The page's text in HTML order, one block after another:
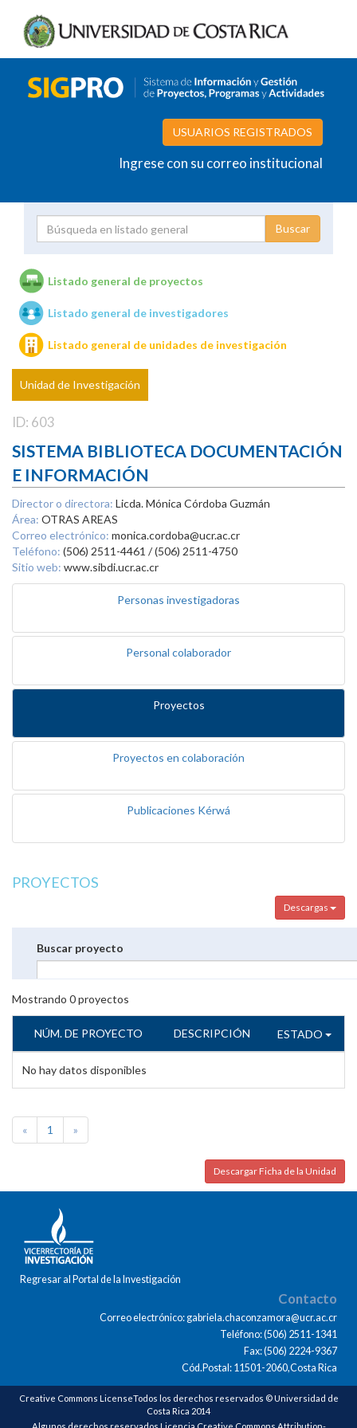
USUARIOS REGISTRADOS
Ingrese con su correo institucional
Unidades de investigación
Listado general de proyectos
Listado general de investigadores
Listado general de unidades de investigación
Unidad de Investigación
ID: 603
SISTEMA BIBLIOTECA DOCUMENTACIÓN
E INFORMACIÓN
Director o directora: Licda. Mónica Córdoba Guzmán
Área: OTRAS AREAS
Correo electrónico: monica.cordoba@ucr.ac.cr
Teléfono: (506) 2511-4461 / (506) 2511-4750
Sitio web: www.sibdi.ucr.ac.cr
Personas investigadoras
Personal colaborador
Proyectos
Proyectos en colaboración
Publicaciones Kérwá
PROYECTOS
Descargas
Buscar proyecto
Mostrando 0proyectos
NÚM. DE PROYECTO DESCRIPCIÓN ESTADO
No hay datos disponibles
« 1 »
Descargar Ficha de la Unidad
Regresar al Portal de la Investigación
Contacto
Correo electrónico: gabriela.chaconzamora@ucr.ac.cr
Teléfono: (506) 2511-1341
Fax: (506) 2224-9367
Cód.Postal: 11501-2060,Costa Rica
Creative Commons LicenseTodos los derechos reservados © Universidad de
Costa Rica 2014